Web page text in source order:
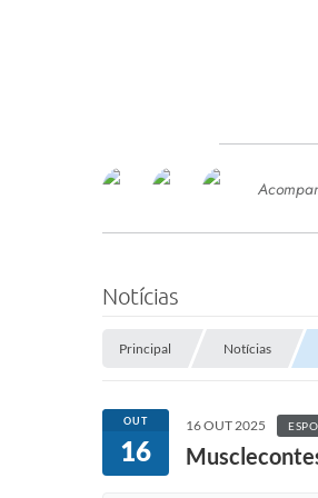
SERVIÇOS
SEMED
Processo de Contratação -
Concursos e Processos
Notícias
Principal Notícias
OUT
16
16 OUT 2025